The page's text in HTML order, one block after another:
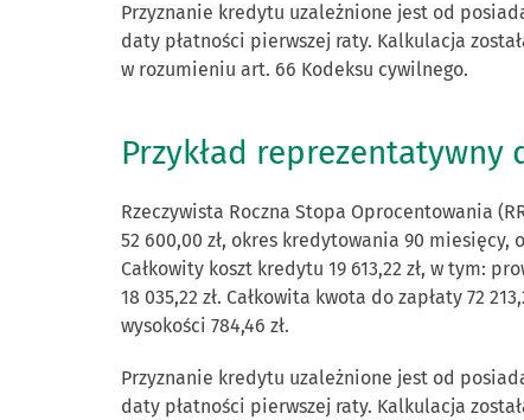
Przyznanie kredytu uzależnione jest od
daty płatności pierwszej raty. Kalkulacja
w rozumieniu art. 66 Kodeksu cywilnego.
Przykład
Rzeczywista Roczna Stopa Oprocentowania
52 600,00 zł, okres kredytowania 90 miesięcy,
Całkowity koszt kredytu 19 613,22 zł, w tym:
18 035,22 zł. Całkowita kwota do zapłaty 72
wysokości 784,46 zł.
Przyznanie kredytu uzależnione jest od
daty płatności pierwszej raty. Kalkulacja